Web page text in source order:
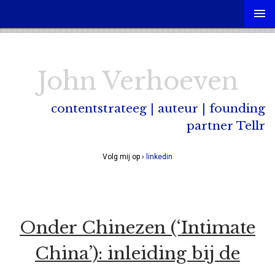
John Verhoeven
contentstrateeg | auteur | founding
partner Tellr
Volg mij op › linkedin
Onder Chinezen (‘Intimate
China’): inleiding bij de